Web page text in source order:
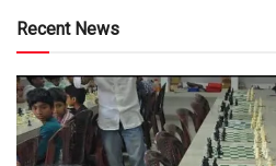
Recent News